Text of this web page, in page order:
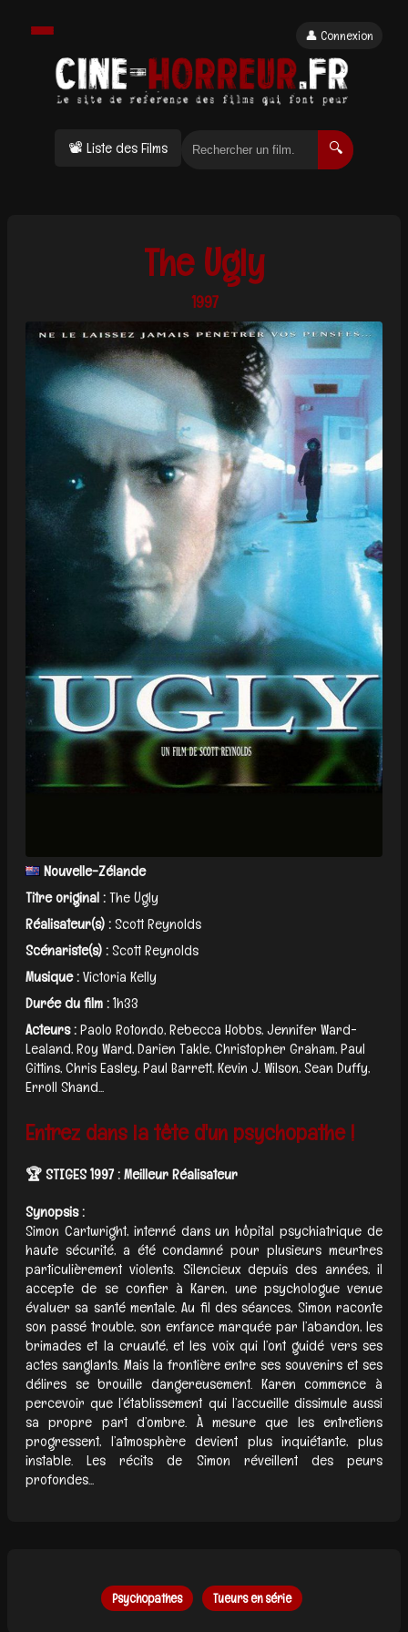
📽 Liste des Films 🔍
👤 Connexion
The Ugly
1997
Nouvelle-Zélande
Titre original :The Ugly
Réalisateur(s) :Scott Reynolds
Scénariste(s) :Scott Reynolds
Musique :Victoria Kelly
Durée du film :1h33
Acteurs :Paolo Rotondo, Rebecca Hobbs, Jennifer Ward-
Lealand, Roy Ward, Darien Takle, Christopher Graham, Paul
Gittins, Chris Easley, Paul Barrett, Kevin J. Wilson, Sean Duffy,
Erroll Shand...
Entrez dans la tête d'un psychopathe !
🏆 STIGES 1997 : Meilleur Réalisateur
Synopsis :
Simon Cartwright, interné dans un hôpital psychiatrique de
haute sécurité, a été condamné pour plusieurs meurtres
particulièrement violents. Silencieux depuis des années, il
accepte de se confier à Karen, une psychologue venue
évaluer sa santé mentale. Au fil des séances, Simon raconte
son passé trouble, son enfance marquée par l’abandon, les
brimades et la cruauté, et les voix qui l’ont guidé vers ses
actes sanglants. Mais la frontière entre ses souvenirs et ses
délires se brouille dangereusement. Karen commence à
percevoir que l’établissement qui l’accueille dissimule aussi
sa propre part d’ombre. À mesure que les entretiens
progressent, l’atmosphère devient plus inquiétante, plus
instable. Les récits de Simon réveillent des peurs
profondes...
Psychopathes Tueurs en série